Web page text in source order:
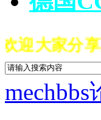
大家分享
mechbbs